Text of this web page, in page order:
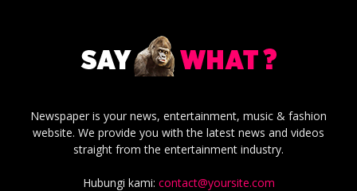
Newspaper is your news, entertainment, music & fashion
website. We provide you with the latest news and videos
straight from the entertainment industry.
Hubungi kami: contact@yoursite.com